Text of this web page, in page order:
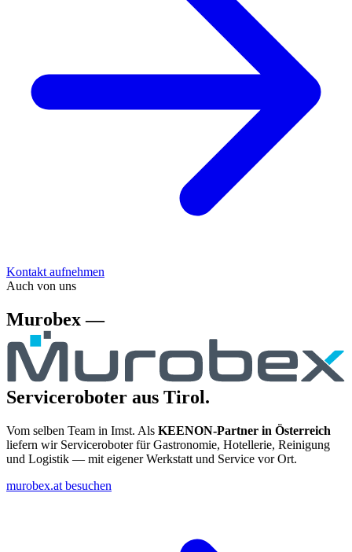
Kontakt aufnehmen
Auch von uns
Murobex —
Serviceroboter aus Tirol.
Vom selben Team in Imst. Als KEENON-Partner in Österreich
liefern wir Serviceroboter für Gastronomie, Hotellerie, Reinigung
und Logistik — mit eigener Werkstatt und Service vor Ort.
murobex.at besuchen